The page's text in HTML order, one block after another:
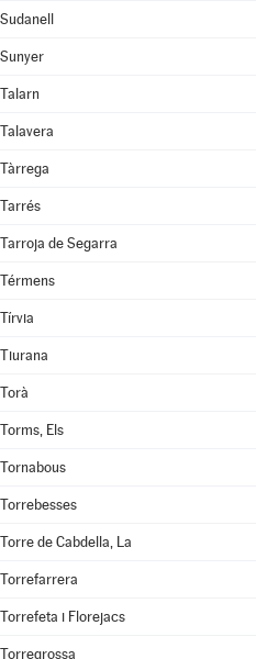
Sudanell
Sunyer
Talarn
Talavera
Tàrrega
Tarrés
Tarroja de Segarra
Térmens
Tírvia
Tiurana
Torà
Torms, Els
Tornabous
Torrebesses
Torre de Cabdella, La
Torrefarrera
Torrefeta i Florejacs
Torregrossa